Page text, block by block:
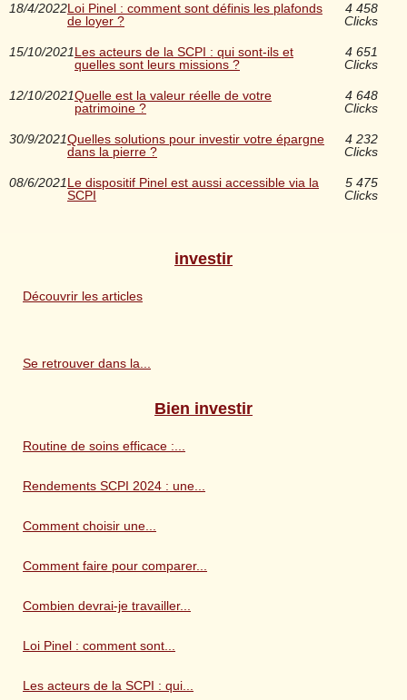
18/4/2022Loi Pinel : comment sont définis les plafonds
de loyer ?
4 458
Clicks
15/10/2021Les acteurs de la SCPI : qui sont-ils et
quelles sont leurs missions ?
4 651
Clicks
12/10/2021Quelle est la valeur réelle de votre
patrimoine ?
4 648
Clicks
30/9/2021Quelles solutions pour investir votre épargne
dans la pierre ?
4 232
Clicks
08/6/2021Le dispositif Pinel est aussi accessible via la
SCPI
5 475
Clicks
investir
Découvrir les articles
Se retrouver dans la...
Bien investir
Routine de soins efficace :...
Rendements SCPI 2024 : une...
Comment choisir une...
Comment faire pour comparer...
Combien devrai-je travailler...
Loi Pinel : comment sont...
Les acteurs de la SCPI : qui...